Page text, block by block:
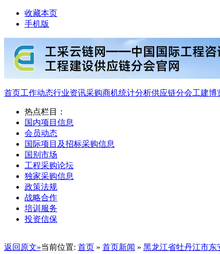
收藏本页
手机版
首页工作动态行业资讯采购商机统计分析供应链分会工建博
热点栏目：
国内项目信息
会员动态
国际项目及招标采购信息
国别市场
工程采购论坛
独家采购信息
政策法规
战略合作
培训服务
投资信保
返回原文»当前位置: 首页 » 首页新闻 » 黑龙江省牡丹江市东